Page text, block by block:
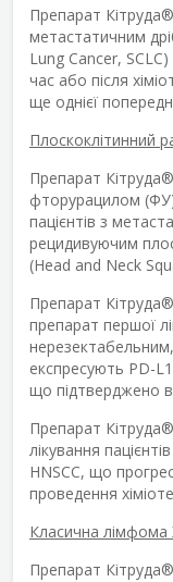
Препарат Кітруда®
метастатичним
Lung Cancer,
час або після
ще однієї
Плоскоклітинний
Препарат Кітруда®
фторурацилом (ФУ)
пацієнтів з
рецидивуючим
(Head and Neck
Препарат Кітруда®
препарат першої
експресують PD-
що підтверджено
Препарат Кітруда®
лікування
HNSCC, що
проведення
Класична лімфома
Препарат Кітруда®